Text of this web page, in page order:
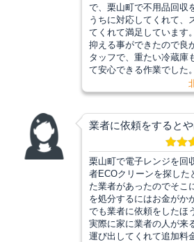
で、栗山町で不用品回収
うちに対応してくれて、
てくれて満足しています
抑える事ができたので良
タッフで、重たい冷蔵庫
て安心できる作業でした。
業者に依頼をすると
栗山町で電子レンジを回
者ECOクリーンを探した
た業者があったのでそこ
を処分するにはお金がか
でも業者に依頼をしたほ
実際に家に業者の人が来
運び出してくれて追加料